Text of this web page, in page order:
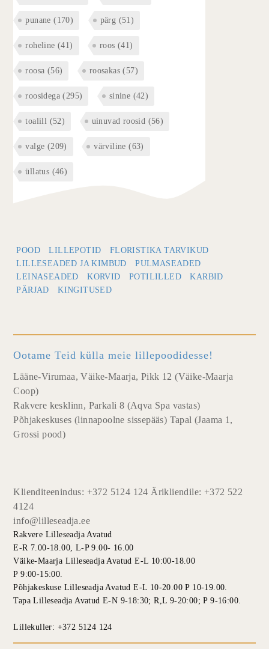
punane (170) pärg (51)
roheline (41) roos (41)
roosa (56) roosakas (57)
roosidega (295) sinine (42)
toalill (52) uinuvad roosid (56)
valge (209) värviline (63)
üllatus (46)
POOD LILLEPOTID
FLORISTIKA TARVIKUD
LILLESEADED JA KIMBUD
PULMASEADED
LEINASEADED
KORVID POTILILLED
KARBID
PÄRJAD
KINGITUSED
Ootame Teid külla meie lillepoodidesse!
Lääne-Virumaa, Väike-Maarja, Pikk 12 (Väike-Maarja
Coop)
Rakvere kesklinn, Parkali 8 (Aqva Spa vastas)
Põhjakeskuses (linnapoolne sissepääs) Tapal (Jaama 1,
Grossi pood)
Klienditeenindus: +372 5124 124 Ärikliendile: +372 522
4124
info@lilleseadja.ee
Rakvere Lilleseadja Avatud
E-R 7.00-18.00, L-P 9.00- 16.00
Väike-Maarja Lilleseadja Avatud E-L 10:00-18.00
P 9:00-15:00.
Põhjakeskuse Lilleseadja Avatud E-L 10-20.00 P 10-19.00.
Tapa Lilleseadja Avatud E-N 9-18:30; R,L 9-20:00; P 9-16:00.
Lillekuller: +372 5124 124